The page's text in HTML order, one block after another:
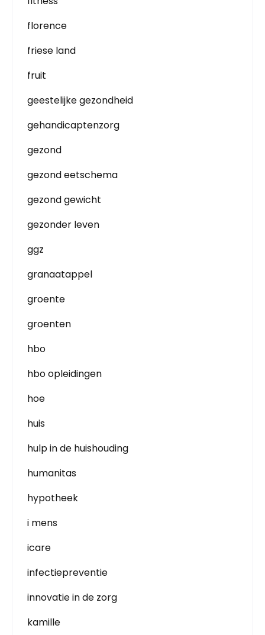
florence
friese land
fruit
geestelijke gezondheid
gehandicaptenzorg
gezond
gezond eetschema
gezond gewicht
gezonder leven
ggz
granaatappel
groente
groenten
hbo
hbo opleidingen
hoe
huis
hulp in de huishouding
humanitas
hypotheek
i mens
icare
infectiepreventie
innovatie in de zorg
kamille